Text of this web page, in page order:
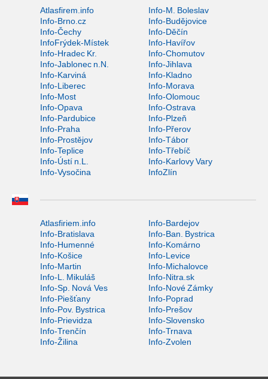
Atlasfirem.info
Info-M. Boleslav
Info-Brno.cz
Info-Budějovice
Info-Čechy
Info-Děčín
InfoFrýdek-Místek
Info-Havířov
Info-Hradec Kr.
Info-Chomutov
Info-Jablonec n.N.
Info-Jihlava
Info-Karviná
Info-Kladno
Info-Liberec
Info-Morava
Info-Most
Info-Olomouc
Info-Opava
Info-Ostrava
Info-Pardubice
Info-Plzeň
Info-Praha
Info-Přerov
Info-Prostějov
Info-Tábor
Info-Teplice
Info-Třebíč
Info-Ústí n.L.
Info-Karlovy Vary
Info-Vysočina
InfoZlín
Atlasfiriem.info
Info-Bardejov
Info-Bratislava
Info-Ban. Bystrica
Info-Humenné
Info-Komárno
Info-Košice
Info-Levice
Info-Martin
Info-Michalovce
Info-L. Mikuláš
Info-Nitra.sk
Info-Sp. Nová Ves
Info-Nové Zámky
Info-Piešťany
Info-Poprad
Info-Pov. Bystrica
Info-Prešov
Info-Prievidza
Info-Slovensko
Info-Trenčín
Info-Trnava
Info-Žilina
Info-Zvolen